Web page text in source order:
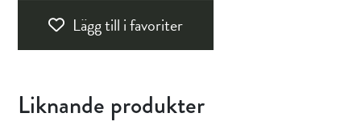
Lägg till i favoriter
Liknande produkter